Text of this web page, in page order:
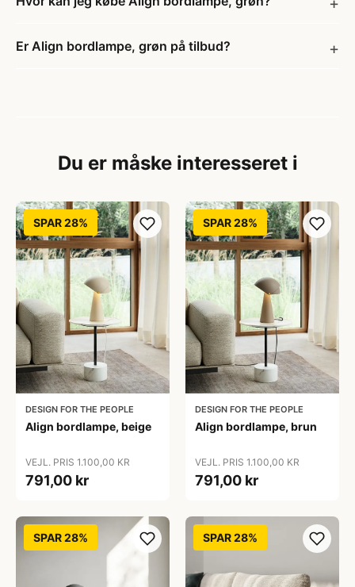
Er Align bordlampe, grøn på tilbud?
Du er måske interesseret i
SPAR 28%
DESIGN FOR THE PEOPLE
Align bordlampe, beige
VEJL. PRIS 1.100,00 KR
791,00 kr
SPAR 28%
DESIGN FOR THE PEOPLE
Align bordlampe, brun
VEJL. PRIS 1.100,00 KR
791,00 kr
SPAR 28% SPAR 28%